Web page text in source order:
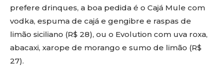
prefere drinques, a boa pedida é o Cajá Mule com
vodka, espuma de cajá e gengibre e raspas de
limão siciliano (R$ 28), ou o Evolution com uva roxa,
abacaxi, xarope de morango e sumo de limão (R$
27).